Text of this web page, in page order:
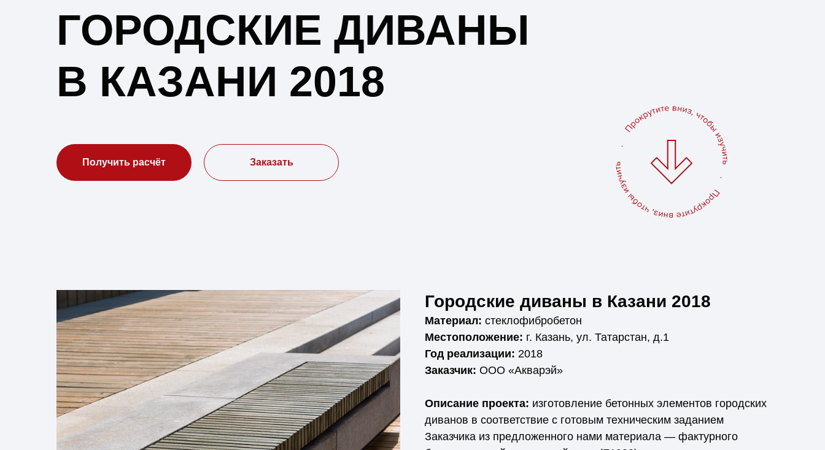
ГОРОДСКИЕ ДИВАНЫ
В КАЗАНИ 2018
Заказать
Получить расчёт
Городские диваны в Казани 2018
Материал: стеклофибробетон
Местоположение: г. Казань, ул. Татарстан, д.1
Год реализации: 2018
Заказчик: ООО «Акварэй»
Описание проекта: изготовление бетонных элементов городских
диванов в соответствие с готовым техническим заданием
Заказчика из предложенного нами материала — фактурного